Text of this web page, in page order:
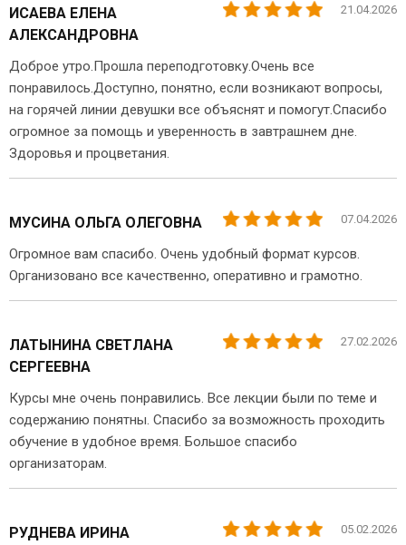
21.04.2026
ИСАЕВА ЕЛЕНА
АЛЕКСАНДРОВНА
Доброе утро.Прошла переподготовку.Очень все
понравилось.Доступно, понятно, если возникают вопросы,
на горячей линии девушки все объяснят и помогут.Спасибо
огромное за помощь и уверенность в завтрашнем дне.
Здоровья и процветания.
07.04.2026
МУСИНА ОЛЬГА ОЛЕГОВНА
Огромное вам спасибо. Очень удобный формат курсов.
Организовано все качественно, оперативно и грамотно.
27.02.2026
ЛАТЫНИНА СВЕТЛАНА
СЕРГЕЕВНА
Курсы мне очень понравились. Все лекции были по теме и
содержанию понятны. Спасибо за возможность проходить
обучение в удобное время. Большое спасибо
организаторам.
05.02.2026
РУДНЕВА ИРИНА